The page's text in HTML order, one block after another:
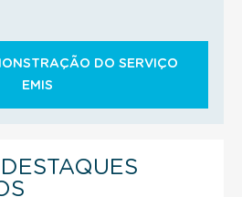
DO SERVIÇO
EMIS